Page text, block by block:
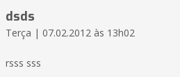
dsds
Terça | 07.02.2012 às 13h02
rsss sss